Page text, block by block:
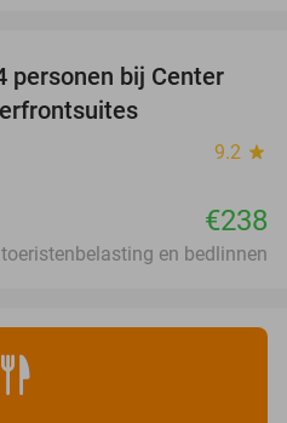
personen bij Center
9.2 star
€238
en bedlinnen